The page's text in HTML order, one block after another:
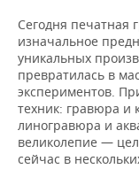
Сегодня печатная
изначальное
уникальных
превратилась в
экспериментов.
техник: гравюра и
линогравюра и
великолепие —
сейчас в